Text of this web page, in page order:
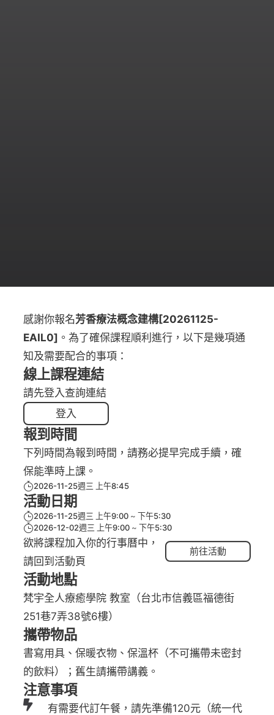
感謝你報名芳香療法概念建構[20261125-
EAIL0] 。為了確保課程順利進行，以下是幾項通
知及需要配合的事項：
線上課程連結
請先登入查詢連結
登入
報到時間
下列時間為報到時間，請務必提早完成手續，確
保能準時上課。
2026-11-25週三 上午8:45
活動日期
2026-11-25週三 上午9:00
下午5:30
2026-12-02週三 上午9:00
下午5:30
欲將課程加入你的行事曆中，
請回到活動頁
前往活動
活動地點
梵宇全人療癒學院 教室（台北市信義區福德街
251巷7弄38號6樓）
攜帶物品
書寫用具、保暖衣物、保溫杯（不可攜帶未密封
的飲料）；舊生請攜帶講義。
注意事項
有需要代訂午餐，請先準備120元（統一代